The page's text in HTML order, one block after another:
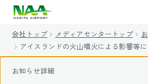
会社トップ メディアセンタートップ
アイスランドの火山噴火による影響等
お知らせ詳細